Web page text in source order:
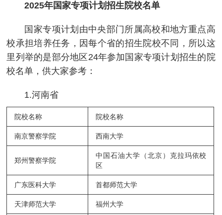
2025年国家专项计划招生院校名单
国家专项计划由中央部门所属高校和地方重点高
校承担培养任务，因每个省的招生院校不同，所以这
里列举的是部分地区24年参加国家专项计划招生的院
校名单，供大家参考：
1.河南省
院校名称 院校名称
南京警察学院 西南大学
郑州警察学院
中国石油大学（北京）克拉玛依校
区
广东医科大学 首都师范大学
天津师范大学 福州大学